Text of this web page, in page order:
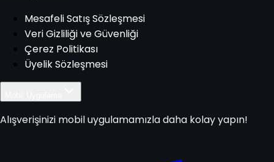
Mesafeli Satış Sözleşmesi
Veri Gizliliği ve Güvenliği
Çerez Politikası
Üyelik Sözleşmesi
Alışverişinizi mobil uygulamamızla daha kolay yapın!